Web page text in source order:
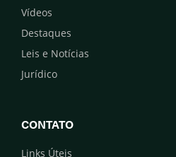
Vídeos
Destaques
Leis e Notícias
Jurídico
CONTATO
Links Úteis